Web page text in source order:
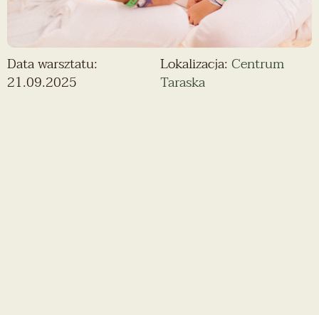
Data warsztatu:
21.09.2025
Lokalizacja:Centrum
Taraska